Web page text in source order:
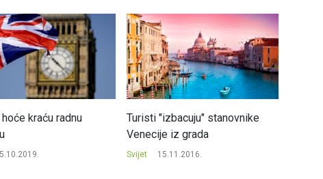
kraću radnu
Turisti "izbacuju" stanovnike
Venecije iz grada
Svijet 15.11.2016.